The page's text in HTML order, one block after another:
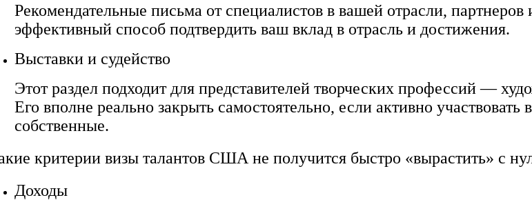
Рекомендательные письма от специалистов в вашей отрасли,
эффективный способ подтвердить ваш вклад в отрасль и достижения.
Выставки и судейство
Этот раздел подходит для представителей творческих профессий —
Его вполне реально закрыть самостоятельно, если активно
собственные.
критерии визы талантов США не получится быстро «вырастить» с
Доходы